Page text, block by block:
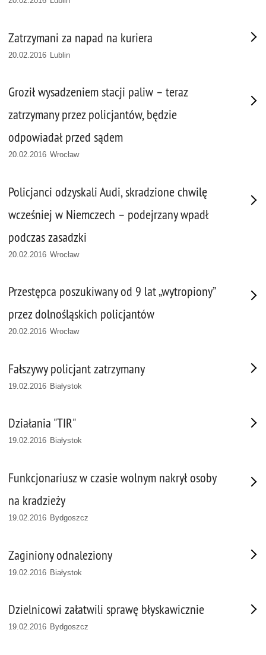
Zatrzymani za napad na kuriera
20.02.2016 Lublin
Groził wysadzeniem stacji paliw – teraz
zatrzymany przez policjantów, będzie
odpowiadał przed sądem
20.02.2016 Wrocław
Policjanci odzyskali Audi, skradzione chwilę
wcześniej w Niemczech – podejrzany wpadł
podczas zasadzki
20.02.2016 Wrocław
Przestępca poszukiwany od 9 lat „wytropiony”
przez dolnośląskich policjantów
20.02.2016 Wrocław
Fałszywy policjant zatrzymany
19.02.2016 Białystok
Działania "TIR"
19.02.2016 Białystok
Funkcjonariusz w czasie wolnym nakrył osoby
na kradzieży
19.02.2016 Bydgoszcz
Zaginiony odnaleziony
19.02.2016 Białystok
Dzielnicowi załatwili sprawę błyskawicznie
19.02.2016 Bydgoszcz